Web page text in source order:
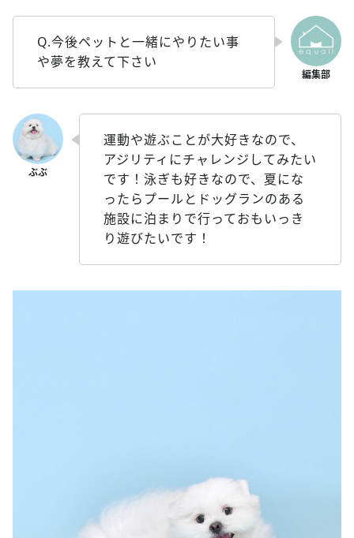
Q.今後ペットと一緒にやりたい事
や夢を教えて下さい
運動や遊ぶことが大好きなので、
アジリティにチャレンジしてみたい
です！泳ぎも好きなので、夏にな
ったらプールとドッグランのある
施設に泊まりで行っておもいっき
り遊びたいです！